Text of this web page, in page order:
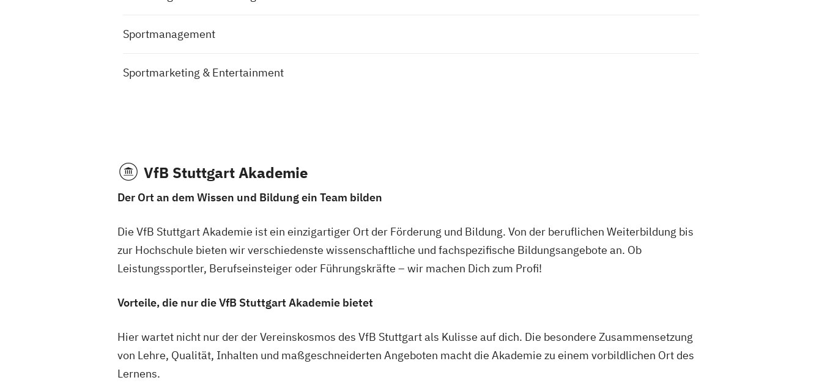
Sportmanagement
Sportmarketing & Entertainment
VfB Stuttgart Akademie
Der Ort an dem Wissen und Bildung ein Team bilden
Die VfB Stuttgart Akademie ist ein einzigartiger Ort der Förderung und Bildung. Von der beruflichen Weiterbildung bis
zur Hochschule bieten wir verschiedenste wissenschaftliche und fachspezifische Bildungsangebote an. Ob
Leistungssportler, Berufseinsteiger oder Führungskräfte – wir machen Dich zum Profi!
Vorteile, die nur die VfB Stuttgart Akademie bietet
Hier wartet nicht nur der der Vereinskosmos des VfB Stuttgart als Kulisse auf dich. Die besondere Zusammensetzung
von Lehre, Qualität, Inhalten und maßgeschneiderten Angeboten macht die Akademie zu einem vorbildlichen Ort des
Lernens.